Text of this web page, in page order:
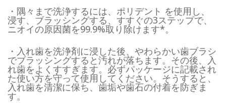
・隅々まで洗浄するには、ポリデント を使用し、
浸す、ブラッシングする、すすぐの3ステップで、
ニオイの原因菌を99.9%取り除けます*。
・入れ歯を洗浄剤に浸した後、やわらかい歯ブラシ
でブラッシングすると汚れが落ちます。その後、入
れ歯をよくすすぎます。必ずパッケージに記載され
た使い方を守って使用してください。そうすると、
入れ歯を清潔に保ち、歯垢や歯石の付着を防ぎま
す。